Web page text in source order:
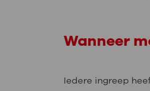
Wanneer
Iedere ingreep